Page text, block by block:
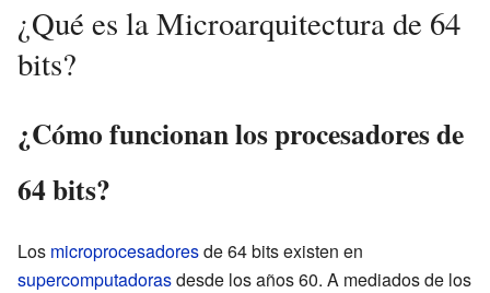
¿Qué es la Microarquitectura de 64
bits?
¿Cómo funcionan los procesadores de
64 bits?
Los microprocesadoresde 64 bits existen en
supercomputadorasdesde los años 60. A mediados de los